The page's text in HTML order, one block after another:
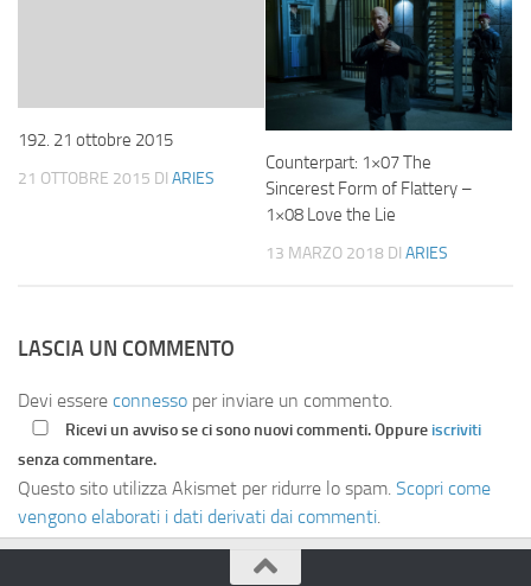
192. 21 ottobre 2015
21 OTTOBRE 2015 DI ARIES
Counterpart: 1×07 The
Sincerest Form of Flattery –
1×08 Love the Lie
13 MARZO 2018 DI ARIES
LASCIA UN COMMENTO
Devi essere connesso per inviare un commento.
Ricevi un avviso se ci sono nuovi commenti. Oppure iscriviti
senza commentare.
Questo sito utilizza Akismet per ridurre lo spam. Scopri come
vengono elaborati i dati derivati dai commenti.